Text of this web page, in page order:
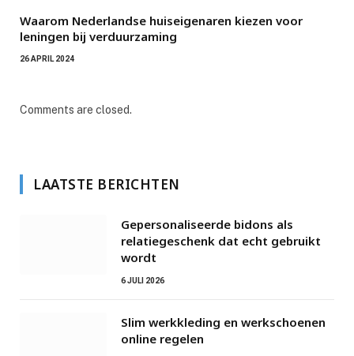
Waarom Nederlandse huiseigenaren kiezen voor
leningen bij verduurzaming
26 APRIL 2024
Comments are closed.
LAATSTE BERICHTEN
Gepersonaliseerde bidons als
relatiegeschenk dat echt gebruikt
wordt
6 JULI 2026
Slim werkkleding en werkschoenen
online regelen